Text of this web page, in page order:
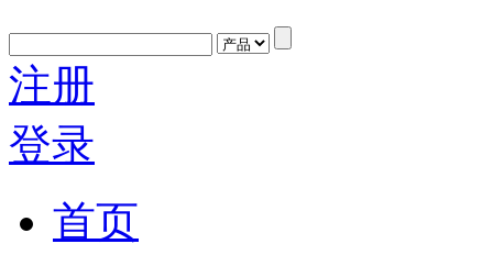
注册
登录
首页